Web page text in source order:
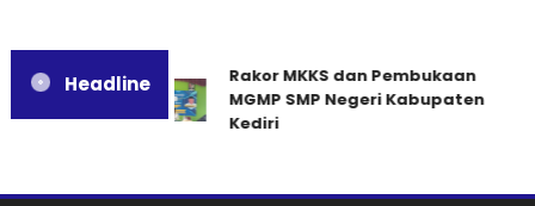
Headline
Rakor MKKS dan Pembukaan
MGMP SMP Negeri Kabupaten
Kediri